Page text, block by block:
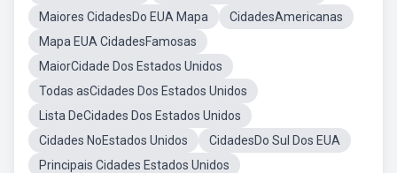
Maiores CidadesDo EUA Mapa
CidadesAmericanas
Mapa EUA CidadesFamosas
MaiorCidade Dos Estados Unidos
Todas asCidades Dos Estados Unidos
Lista DeCidades Dos Estados Unidos
Cidades NoEstados Unidos
CidadesDo Sul Dos EUA
Principais Cidades Estados Unidos